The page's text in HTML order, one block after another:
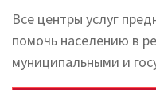
Все центры услуг
помочь населению в
муниципальными и